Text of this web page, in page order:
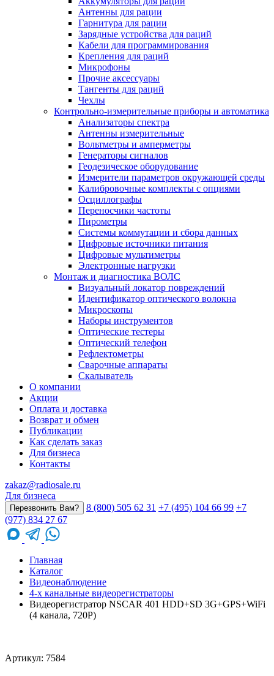
Антенны для рации
Гарнитура для рации
Зарядные устройства для раций
Кабели для программирования
Крепления для раций
Микрофоны
Прочие аксессуары
Тангенты для раций
Чехлы
Контрольно-измерительные приборы и автоматика
Анализаторы спектра
Антенны измерительные
Вольтметры и амперметры
Генераторы сигналов
Геодезическое оборудование
Измерители параметров окружающей среды
Калибровочные комплекты с опциями
Осциллографы
Переносчики частоты
Пирометры
Системы коммутации и сбора данных
Цифровые источники питания
Цифровые мультиметры
Электронные нагрузки
Монтаж и диагностика ВОЛС
Визуальный локатор повреждений
Идентификатор оптического волокна
Микроскопы
Наборы инструментов
Оптические тестеры
Оптический телефон
Рефлектометры
Сварочные аппараты
Скалыватель
О компании
Акции
Оплата и доставка
Возврат и обмен
Публикации
Как сделать заказ
Для бизнеса
Контакты
zakaz@radiosale.ru
Для бизнеса
Перезвонить Вам? 8 (800) 505 62 31 +7 (495) 104 66 99 +7
(977) 834 27 67
Главная
Каталог
Видеонаблюдение
4-х канальные видеорегистраторы
Видеорегистратор NSCAR 401 HDD+SD 3G+GPS+WiFi
(4 канала, 720Р)
Артикул: 7584